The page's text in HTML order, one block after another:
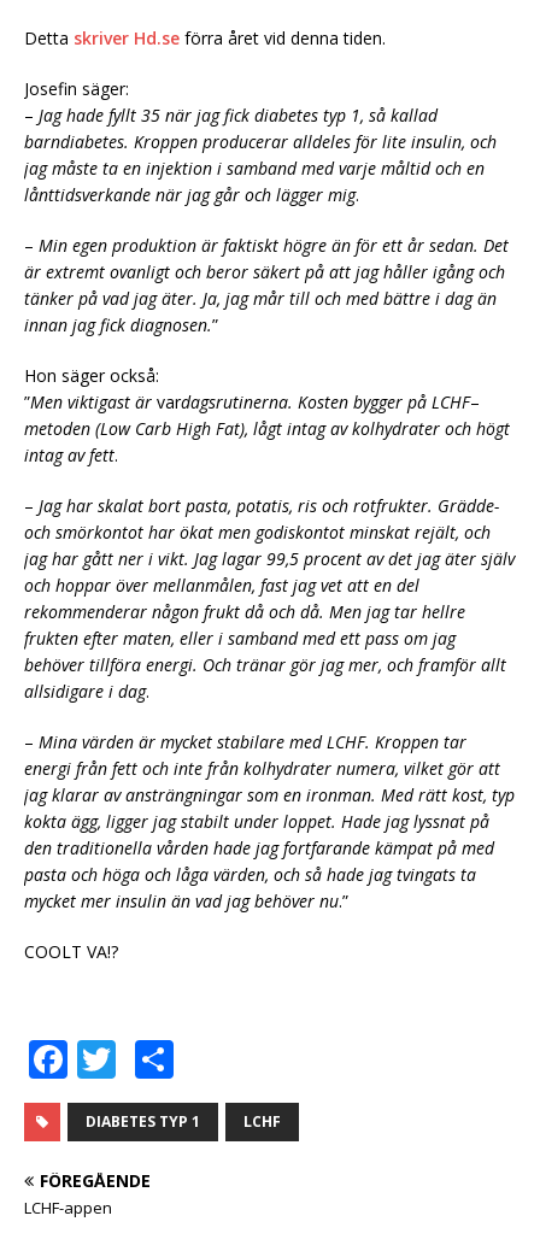
Detta skriver Hd.se förra året vid denna tiden.
Josefin säger:
– Jag hade fyllt 35 när jag fick diabetes typ 1, så kallad
barndiabetes. Kroppen producerar alldeles för lite insulin, och
jag måste ta en injektion i samband med varje måltid och en
lånttidsverkande när jag går och lägger mig.
– Min egen produktion är faktiskt högre än för ett år sedan. Det
är extremt ovanligt och beror säkert på att jag håller igång och
tänker på vad jag äter. Ja, jag mår till och med bättre i dag än
innan jag fick diagnosen.”
Hon säger också:
”Men viktigast är vardagsrutinerna. Kosten bygger på LCHF–
metoden (Low Carb High Fat), lågt intag av kolhydrater och högt
intag av fett.
– Jag har skalat bort pasta, potatis, ris och rotfrukter. Grädde-
och smörkontot har ökat men godiskontot minskat rejält, och
jag har gått ner i vikt. Jag lagar 99,5 procent av det jag äter själv
och hoppar över mellanmålen, fast jag vet att en del
rekommenderar någon frukt då och då. Men jag tar hellre
frukten efter maten, eller i samband med ett pass om jag
behöver tillföra energi. Och tränar gör jag mer, och framför allt
allsidigare i dag.
– Mina värden är mycket stabilare med LCHF. Kroppen tar
energi från fett och inte från kolhydrater numera, vilket gör att
jag klarar av ansträngningar som en ironman. Med rätt kost, typ
kokta ägg, ligger jag stabilt under loppet. Hade jag lyssnat på
den traditionella vården hade jag fortfarande kämpat på med
pasta och höga och låga värden, och så hade jag tvingats ta
mycket mer insulin än vad jag behöver nu.”
COOLT VA!?
F
a
c
e
b
T
w
it
te
el
a
DIABETES TYP 1 LCHF
FÖREGÅENDE
LCHF-appen